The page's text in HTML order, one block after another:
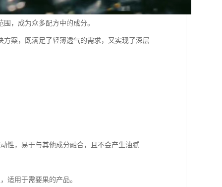
，成为众多配方中的成分。
案，既满足了轻薄透气的需求，又实现了深层
性，易于与其他成分融合，且不会产生油腻
适用于需要果的产品。